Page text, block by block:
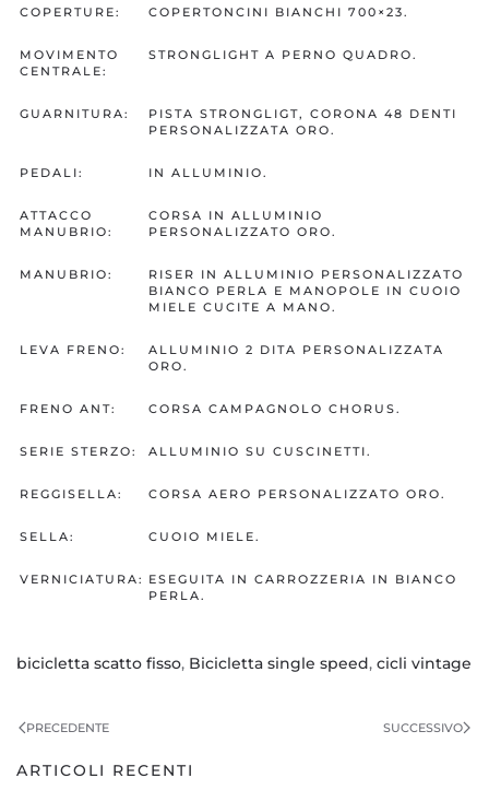
COPERTURE: COPERTONCINI BIANCHI 700×23.
MOVIMENTO
CENTRALE:
STRONGLIGHT A PERNO QUADRO.
GUARNITURA:
PISTA STRONGLIGT, CORONA 48 DENTI
PERSONALIZZATA ORO.
PEDALI: IN ALLUMINIO.
ATTACCO
MANUBRIO:
CORSA IN ALLUMINIO
PERSONALIZZATO ORO.
MANUBRIO:
RISER IN ALLUMINIO PERSONALIZZATO
BIANCO PERLA E MANOPOLE IN CUOIO
MIELE CUCITE A MANO.
LEVA FRENO:
ALLUMINIO 2 DITA PERSONALIZZATA
ORO.
FRENO ANT: CORSA CAMPAGNOLO CHORUS.
SERIE STERZO: ALLUMINIO SU CUSCINETTI.
REGGISELLA: CORSA AERO PERSONALIZZATO ORO.
SELLA: CUOIO MIELE.
VERNICIATURA: ESEGUITA IN CARROZZERIA IN BIANCO
PERLA.
bicicletta scatto fisso, Bicicletta single speed, cicli vintage
PRECEDENTE SUCCESSIVO
ARTICOLI RECENTI